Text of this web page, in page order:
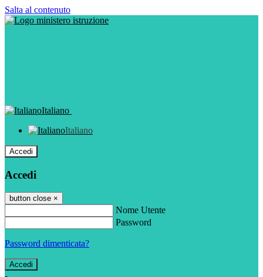
Salta al contenuto
Italiano
Italiano
Accedi
Accedi
button close ×
Nome Utente
Password
Password dimenticata?